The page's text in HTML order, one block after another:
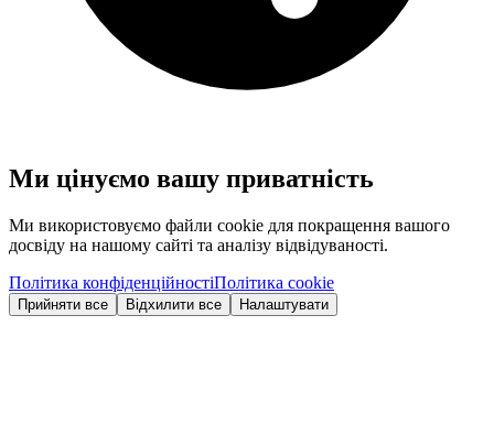
Ми цінуємо вашу приватність
Ми використовуємо файли cookie для покращення вашого
досвіду на нашому сайті та аналізу відвідуваності.
Політика конфіденційностіПолітика cookie
Прийняти все Відхилити все Налаштувати